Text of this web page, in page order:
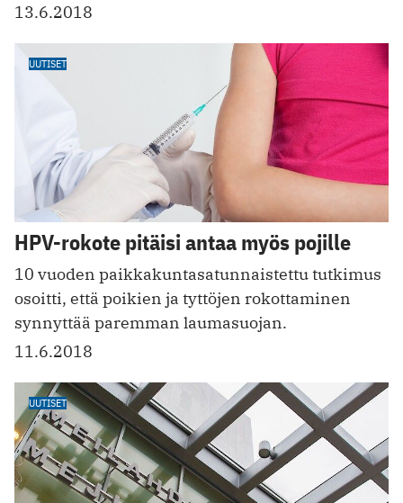
13.6.2018
UUTISET
HPV-rokote pitäisi antaa myös pojille
10 vuoden paikkakuntasatunnaistettu tutkimus
osoitti, että poikien ja tyttöjen rokottaminen
synnyttää paremman laumasuojan.
11.6.2018
UUTISET